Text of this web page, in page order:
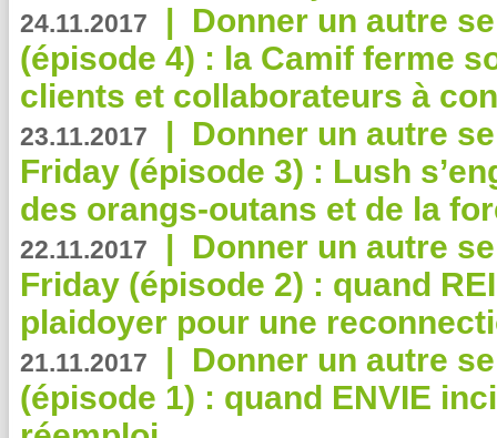
24.11.2017 | Donner un autre
(épisode 4) : la Camif ferme
clients et collaborateurs à
23.11.2017 | Donner un autre
Friday (épisode 3) : Lush
des orangs-outans et de la
22.11.2017 | Donner un autre
Friday (épisode 2) : quand
plaidoyer pour une
21.11.2017 | Donner un autre
(épisode 1) : quand ENVIE